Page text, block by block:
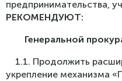
предпринимательства,
РЕКОМЕНДУЮТ:
Генеральной
1.1. Продолжить
укрепление механизма